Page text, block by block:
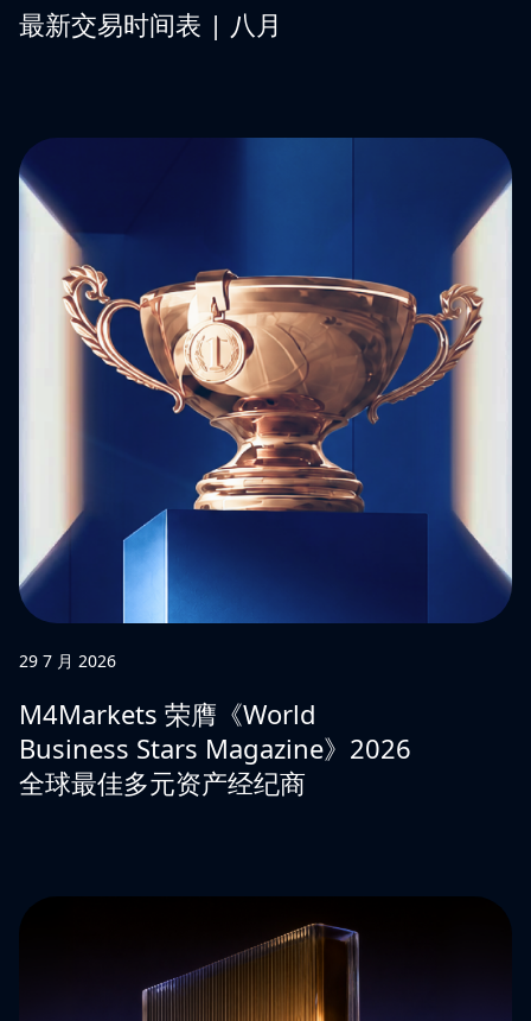
最新交易时间表 | 八月
29 7 月 2026
M4Markets 荣膺《World
Business Stars Magazine》2026
全球最佳多元资产经纪商